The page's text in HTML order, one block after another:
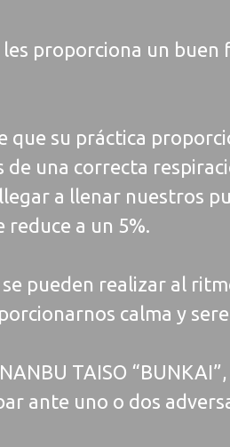
proporciona un
que su práctica
de una correcta
a llenar nuestros
a un 5%.
pueden realizar al
calma y
TAISO
ante uno o dos